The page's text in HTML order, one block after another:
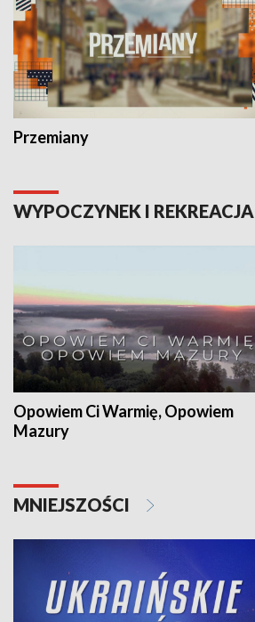
Przemiany
WYPOCZYNEK I REKREACJA
Opowiem Ci Warmię, Opowiem
Mazury
MNIEJSZOŚCI